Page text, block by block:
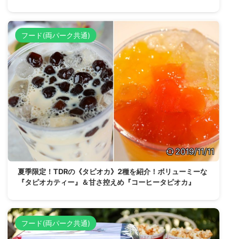
フード(両パーク共通)
2019/11/11
夏季限定！TDRの《タピオカ》2種を紹介！ボリューミーな
『タピオカティー』＆甘さ控えめ『コーヒータピオカ』
フード(両パーク共通)